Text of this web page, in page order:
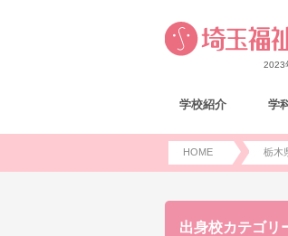
2023
学校紹介 学
HOME 栃木
出身校カテゴリ